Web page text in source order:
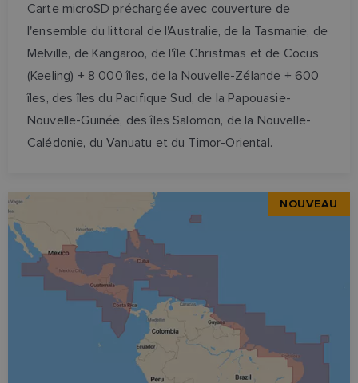
Carte microSD préchargée avec couverture de
l'ensemble du littoral de l'Australie, de la Tasmanie, de
Melville, de Kangaroo, de l'île Christmas et de Cocus
(Keeling) + 8 000 îles, de la Nouvelle-Zélande + 600
îles, des îles du Pacifique Sud, de la Papouasie-
Nouvelle-Guinée, des îles Salomon, de la Nouvelle-
Calédonie, du Vanuatu et du Timor-Oriental.
NOUVEAU